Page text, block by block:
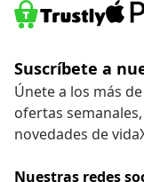
Suscríbete a
Únete a los más
ofertas
novedades de
Nuestras redes